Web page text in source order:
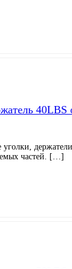
40LBS
частей. […]